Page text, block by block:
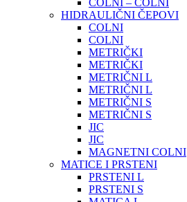
COLNI – COLNI
HIDRAULIČNI ČEPOVI
COLNI
COLNI
METRIČKI
METRIČKI
METRIČNI L
METRIČNI L
METRIČNI S
METRIČNI S
JIC
JIC
MAGNETNI COLNI
MATICE I PRSTENI
PRSTENI L
PRSTENI S